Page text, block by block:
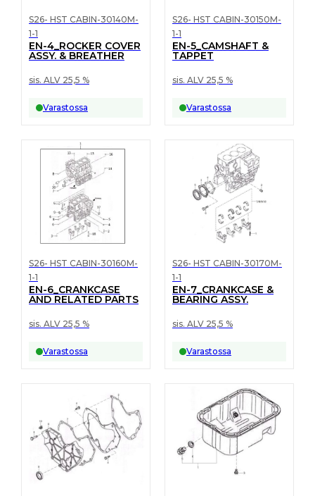
S26- HST CABIN-30140M-
1-1
EN-4_ROCKER COVER
ASSY. & BREATHER
sis. ALV 25,5 %
Varastossa
S26- HST CABIN-30150M-
1-1
EN-5_CAMSHAFT &
TAPPET
sis. ALV 25,5 %
Varastossa
S26- HST CABIN-30160M-
1-1
EN-6_CRANKCASE
AND RELATED PARTS
sis. ALV 25,5 %
Varastossa
S26- HST CABIN-30170M-
1-1
EN-7_CRANKCASE &
BEARING ASSY.
sis. ALV 25,5 %
Varastossa